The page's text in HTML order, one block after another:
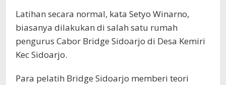
Latihan secara normal, kata Setyo Winarno,
biasanya dilakukan di salah satu rumah
pengurus Cabor Bridge Sidoarjo di Desa Kemiri
Kec Sidoarjo.
Para pelatih Bridge Sidoarjo memberi teori